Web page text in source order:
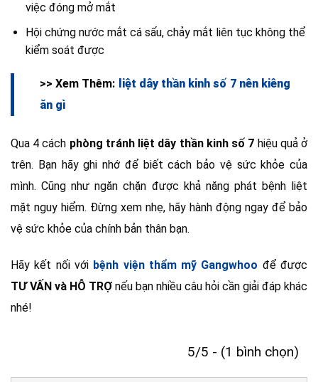
việc đóng mở mắt
Hội chứng nước mắt cá sấu, chảy mắt liên tục không thể
kiểm soát được
>> Xem Thêm: liệt dây thần kinh số 7 nên kiêng
ăn gì
Qua 4 cách phòng tránh liệt dây thần kinh số 7 hiệu quả ở
trên. Bạn hãy ghi nhớ để biết cách bảo vệ sức khỏe của
mình. Cũng như ngăn chặn được khả năng phát bệnh liệt
mặt nguy hiểm. Đừng xem nhẹ, hãy hành động ngay để bảo
vệ sức khỏe của chính bản thân bạn.
Hãy kết nối với bệnh viện thẩm mỹ Gangwhoo để được
TƯ VẤN và HỖ TRỢ nếu bạn nhiều câu hỏi cần giải đáp khác
nhé!
5/5 - (1 bình chọn)